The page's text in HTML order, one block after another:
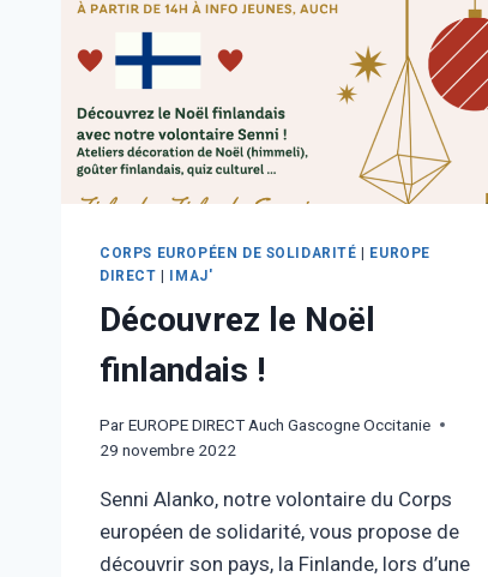
CORPS EUROPÉEN DE SOLIDARITÉ
EUROPE
DIRECT
IMAJ'
Découvrez le Noël
finlandais !
ParEUROPE DIRECT Auch Gascogne Occitanie
29 novembre 2022
Senni Alanko, notre volontaire du Corps
européen de solidarité, vous propose de
découvrir son pays, la Finlande, lors d’une